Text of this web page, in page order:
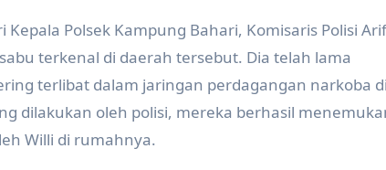
Informasi Kelola Limbah Medis (SIKELIM) Tahun 2024
Serentak Tahun 2024 : Remaja Sehat Prestasi
Polsek Kampung Bahari, Komisaris Polisi
terkenal di daerah tersebut. Dia telah lama
terlibat dalam jaringan perdagangan narkoba di
dilakukan oleh polisi, mereka berhasil
Willi di rumahnya.